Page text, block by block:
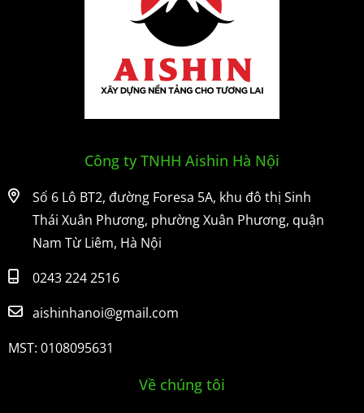
Công ty TNHH Aishin Hà Nội
Số 6 Lô BT2, đường Foresa 5A, khu đô thị Sinh
Thái Xuân Phương, phường Xuân Phương, quận
Nam Từ Liêm, Hà Nội
0243 224 2516
aishinhanoi@gmail.com
MST: 0108095631
Về chúng tôi